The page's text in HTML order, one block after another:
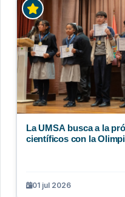
La UMSA busca a la
científicos con la
01 jul 2026